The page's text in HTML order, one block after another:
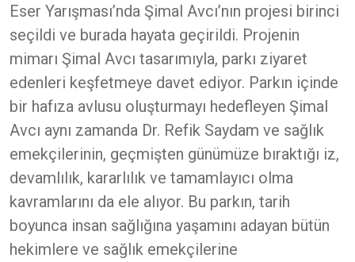
Eser Yarışması’nda Şimal Avcı’nın projesi birinci
seçildi ve burada hayata geçirildi. Projenin
mimarı Şimal Avcı tasarımıyla, parkı ziyaret
edenleri keşfetmeye davet ediyor. Parkın içinde
bir hafıza avlusu oluşturmayı hedefleyen Şimal
Avcı aynı zamanda Dr. Refik Saydam ve sağlık
emekçilerinin, geçmişten günümüze bıraktığı iz,
devamlılık, kararlılık ve tamamlayıcı olma
kavramlarını da ele alıyor. Bu parkın, tarih
boyunca insan sağlığına yaşamını adayan bütün
hekimlere ve sağlık emekçilerine